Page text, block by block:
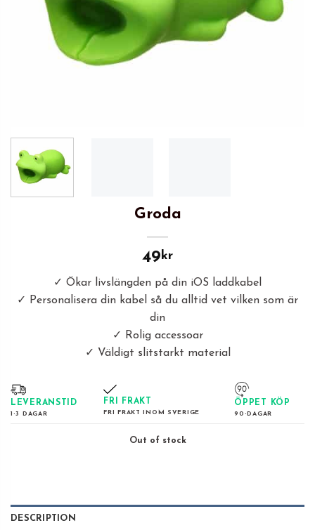
Groda
49kr
✓ Ökar livslängden på din iOS laddkabel
✓
Personalisera din kabel så du alltid vet vilken som är
din
✓ Rolig accessoar
✓ Väldigt slitstarkt material
LEVERANSTID
1-3 DAGAR
FRI FRAKT
FRI FRAKT INOM SVERIGE
ÖPPET KÖP
90-DAGAR
Out of stock
DESCRIPTION